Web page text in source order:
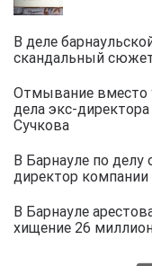
В деле
скандальный
Отмывание вместо
дела экс-
Сучкова
В Барнауле по
директор
В Барнауле
хищение 26